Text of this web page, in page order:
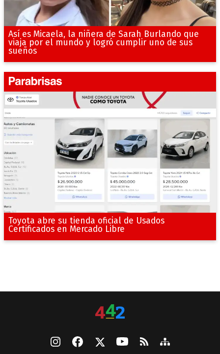
Así es Micaela, la niñera de Sarah Burlando que
viaja por el mundo y logró cumplir uno de sus
sueños
Toyota abre su tienda oficial de Usados
Certificados en Mercado Libre